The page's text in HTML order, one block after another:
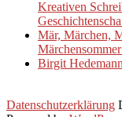
Kreativen
Mär, Märchen,
Birgit Hedemann
Datenschutzerklärung